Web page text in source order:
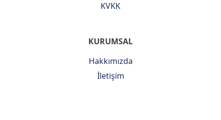
KVKK
KURUMSAL
Hakkımızda
İletişim